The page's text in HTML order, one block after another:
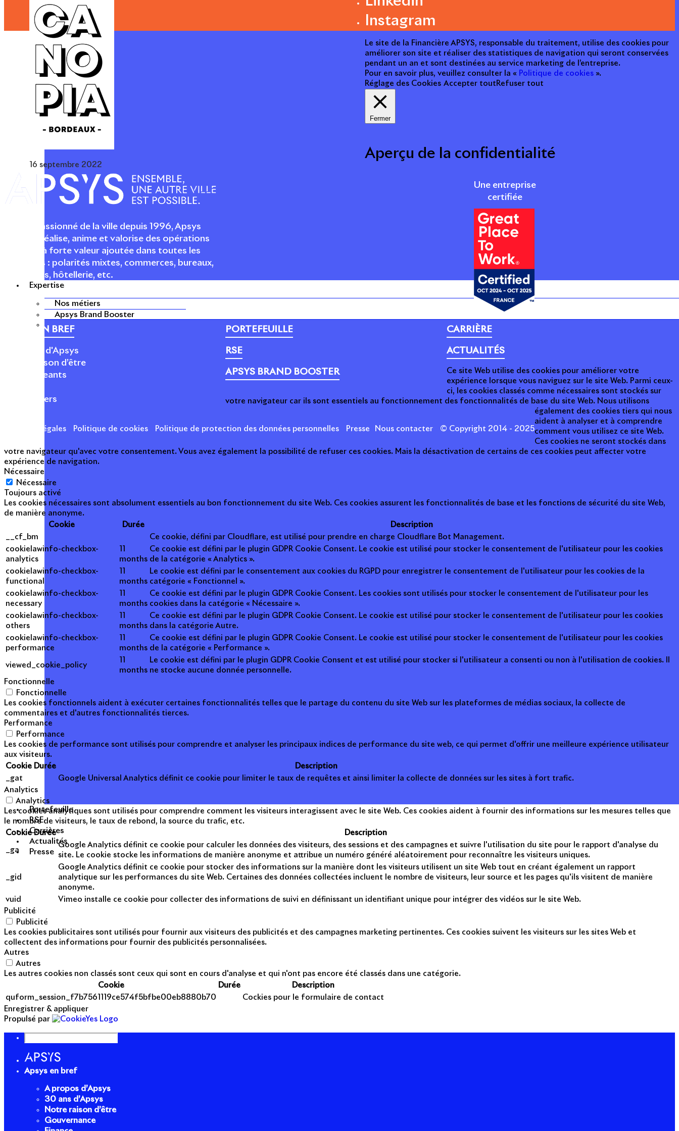
Expertise
Nos métiers
Apsys Brand Booster
Portefeuille
RSE
Carrières
Actualités
Presse
16 septembre 2022
Acteur passionné de la ville depuis 1996, Apsys
conçoit, réalise, anime et valorise des opérations
urbaines à forte valeur ajoutée dans toutes les
fonctions : polarités mixtes, commerces, bureaux,
logements, hôtellerie, etc.
Une entreprise
certifiée
APSYS EN BREF
À propos d'Apsys
Notre raison d’être
Nos dirigeants
Nos métiers
PORTEFEUILLE
RSE
APSYS BRAND BOOSTER
CARRIÈRE
ACTUALITÉS
Mentions légales Politique de cookies Politique de protection des données personnelles Presse Nous contacter © Copyright 2014 - 2025
Instagram
Le site de la Financière APSYS, responsable du traitement, utilise des cookies pour
améliorer son site et réaliser des statistiques de navigation qui seront conservées
pendant un an et sont destinées au service marketing de l’entreprise.
Pour en savoir plus, veuillez consulter la « Politique de cookies ».
Réglage des Cookies Accepter tout Refuser tout
Fermer
Aperçu de la confidentialité
Ce site Web utilise des cookies pour améliorer votre
expérience lorsque vous naviguez sur le site Web. Parmi ceux-
ci, les cookies classés comme nécessaires sont stockés sur
votre navigateur car ils sont essentiels au fonctionnement des fonctionnalités de base du site Web. Nous utilisons
également des cookies tiers qui nous
aident à analyser et à comprendre
comment vous utilisez ce site Web.
Ces cookies ne seront stockés dans
votre navigateur qu'avec votre consentement. Vous avez également la possibilité de refuser ces cookies. Mais la désactivation de certains de ces cookies peut affecter votre
expérience de navigation.
Nécessaire
Nécessaire
Toujours activé
Les cookies nécessaires sont absolument essentiels au bon fonctionnement du site Web. Ces cookies assurent les fonctionnalités de base et les fonctions de sécurité du site Web,
de manière anonyme.
Cookie
Durée
Description
__cf_bm
Ce cookie, défini par Cloudflare, est utilisé pour prendre en charge Cloudflare Bot Management.
cookielawinfo-checkbox-
analytics
months
Ce cookie est défini par le plugin GDPR Cookie Consent. Le cookie est utilisé pour stocker le consentement de l'utilisateur pour les cookies
de la catégorie « Analytics ».
cookielawinfo-checkbox-
functional
months
Le cookie est défini par le consentement aux cookies du RGPD pour enregistrer le consentement de l'utilisateur pour les cookies de la
catégorie « Fonctionnel ».
cookielawinfo-checkbox-
necessary
months
Ce cookie est défini par le plugin GDPR Cookie Consent. Les cookies sont utilisés pour stocker le consentement de l'utilisateur pour les
cookies dans la catégorie « Nécessaire ».
cookielawinfo-checkbox-
others
months
Ce cookie est défini par le plugin GDPR Cookie Consent. Le cookie est utilisé pour stocker le consentement de l'utilisateur pour les cookies
dans la catégorie Autre.
cookielawinfo-checkbox-
performance
months
Ce cookie est défini par le plugin GDPR Cookie Consent. Le cookie est utilisé pour stocker le consentement de l'utilisateur pour les cookies
de la catégorie « Performance ».
viewed_cookie_policy
months
Le cookie est défini par le plugin GDPR Cookie Consent et est utilisé pour stocker si l'utilisateur a consenti ou non à l'utilisation de cookies. Il
ne stocke aucune donnée personnelle.
Fonctionnelle
Fonctionnelle
Les cookies fonctionnels aident à exécuter certaines fonctionnalités telles que le partage du contenu du site Web sur les plateformes de médias sociaux, la collecte de
commentaires et d'autres fonctionnalités tierces.
Performance
Performance
Les cookies de performance sont utilisés pour comprendre et analyser les principaux indices de performance du site web, ce qui permet d'offrir une meilleure expérience utilisateur
aux visiteurs.
Cookie Durée
Description
_gat
Google Universal Analytics définit ce cookie pour limiter le taux de requêtes et ainsi limiter la collecte de données sur les sites à fort trafic.
Analytics
Analytics
Les cookies analytiques sont utilisés pour comprendre comment les visiteurs interagissent avec le site Web. Ces cookies aident à fournir des informations sur les mesures telles que
le nombre de visiteurs, le taux de rebond, la source du trafic, etc.
Cookie Durée Description
_ga
Google Analytics définit ce cookie pour calculer les données des visiteurs, des sessions et des campagnes et suivre l'utilisation du site pour le rapport d'analyse du
site. Le cookie stocke les informations de manière anonyme et attribue un numéro généré aléatoirement pour reconnaître les visiteurs uniques.
_gid
Google Analytics définit ce cookie pour stocker des informations sur la manière dont les visiteurs utilisent un site Web tout en créant également un rapport
analytique sur les performances du site Web. Certaines des données collectées incluent le nombre de visiteurs, leur source et les pages qu'ils visitent de manière
anonyme.
vuid
Vimeo installe ce cookie pour collecter des informations de suivi en définissant un identifiant unique pour intégrer des vidéos sur le site Web.
Publicité
Publicité
Les cookies publicitaires sont utilisés pour fournir aux visiteurs des publicités et des campagnes marketing pertinentes. Ces cookies suivent les visiteurs sur les sites Web et
collectent des informations pour fournir des publicités personnalisées.
Autres
Autres
Les autres cookies non classés sont ceux qui sont en cours d'analyse et qui n'ont pas encore été classés dans une catégorie.
Cookie
Durée
Description
quform_session_f7b7561119ce574f5bfbe00eb8880b70
Cockies pour le formulaire de contact
Enregistrer & appliquer
Propulsé par
Apsys en bref
A propos d’Apsys
30 ans d’Apsys
Notre raison d’être
Gouvernance